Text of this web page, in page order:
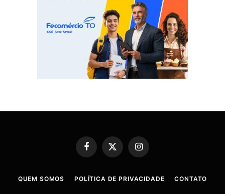
Facebook
X
(Twitter)
Instagram
QUEM SOMOS POLÍTICA DE PRIVACIDADE CONTATO